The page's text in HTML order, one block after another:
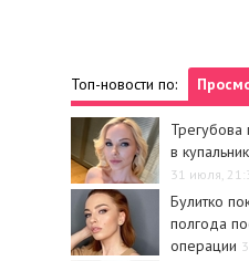
Топ-новости по:
Трегубова
в
31 июля,
Булитко
полгода
операции